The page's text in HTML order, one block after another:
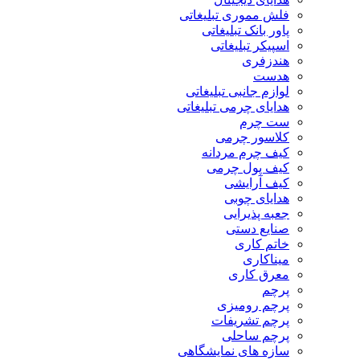
فلش مموری تبلیغاتی
پاور بانک تبلیغاتی
اسپیکر تبلیغاتی
هندزفری
هدست
لوازم جانبی تبلیغاتی
هدایای چرمی تبلیغاتی
ست چرم
کلاسور چرمی
کیف چرم مردانه
کیف پول چرمی
کیف آرایشی
هدایای چوبی
جعبه پذیرایی
صنایع دستی
خاتم کاری
میناکاری
معرق کاری
پرچم
پرچم رومیزی
پرچم تشریفات
پرچم ساحلی
سازه های نمایشگاهی